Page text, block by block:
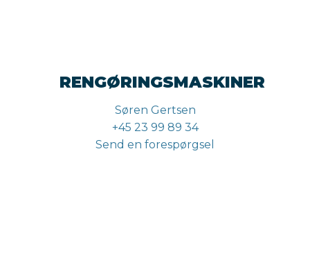
RENGØRINGSMASKINER
Søren Gertsen
+45 23 99 89 34
Send en forespørgsel